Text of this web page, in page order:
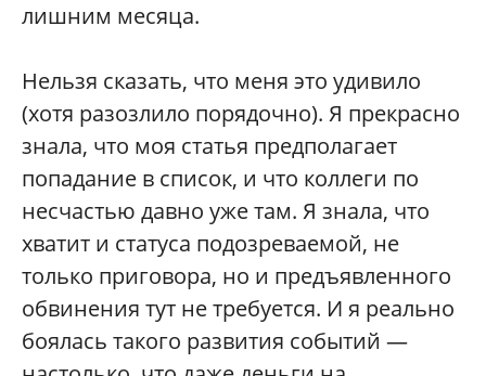
лишним месяца.
Нельзя сказать, что меня это удивило
(хотя разозлило порядочно). Я прекрасно
знала, что моя статья предполагает
попадание в список, и что коллеги по
несчастью давно уже там. Я знала, что
хватит и статуса подозреваемой, не
только приговора, но и предъявленного
обвинения тут не требуется. И я реально
боялась такого развития событий —